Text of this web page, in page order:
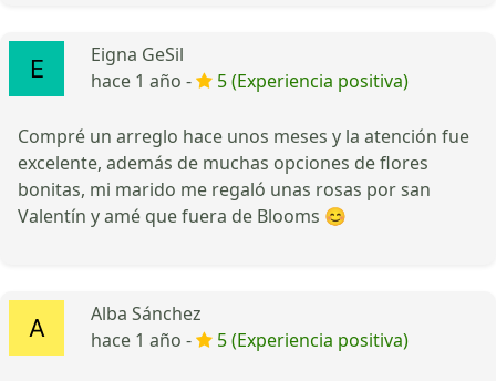
Eigna GeSil
hace 1 año -
5 (Experiencia positiva)
Compré un arreglo hace unos meses y la atención fue
excelente, además de muchas opciones de flores
bonitas, mi marido me regaló unas rosas por san
Valentín y amé que fuera de Blooms 😊
Alba Sánchez
hace 1 año -
5 (Experiencia positiva)